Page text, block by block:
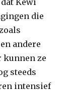
Kewi
die
andere
kunnen ze
steeds
intensief